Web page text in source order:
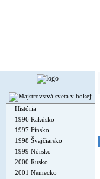
História
1996 Rakúsko
1997 Fínsko
1998 Švajčiarsko
1999 Nórsko
2000 Rusko
2001 Nemecko